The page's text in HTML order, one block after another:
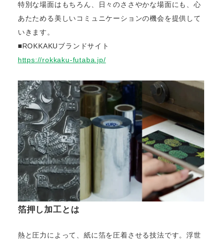
特別な場面はもちろん、日々のささやかな場面にも、心
あたためる美しいコミュニケーションの機会を提供して
いきます。
■ROKKAKUブランドサイト
https://rokkaku-futaba.jp/
箔押し加工とは
熱と圧力によって、紙に箔を圧着させる技法です。浮世